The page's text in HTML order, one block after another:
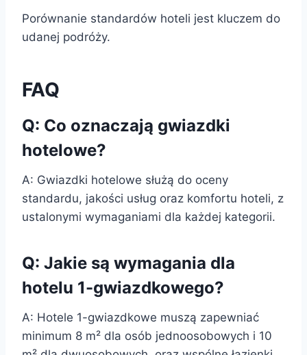
Porównanie standardów hoteli jest kluczem do
udanej podróży.
FAQ
Q: Co oznaczają gwiazdki
hotelowe?
A: Gwiazdki hotelowe służą do oceny
standardu, jakości usług oraz komfortu hoteli, z
ustalonymi wymaganiami dla każdej kategorii.
Q: Jakie są wymagania dla
hotelu 1-gwiazdkowego?
A: Hotele 1-gwiazdkowe muszą zapewniać
minimum 8 m² dla osób jednoosobowych i 10